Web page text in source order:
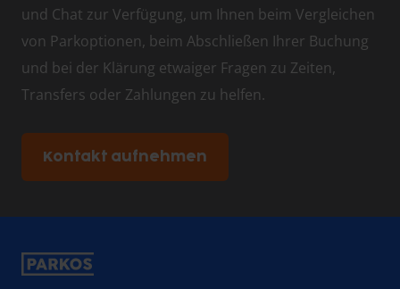
und Chat zur Verfügung, um Ihnen beim Vergleichen
von Parkoptionen, beim Abschließen Ihrer Buchung
und bei der Klärung etwaiger Fragen zu Zeiten,
Transfers oder Zahlungen zu helfen.
Kontakt aufnehmen